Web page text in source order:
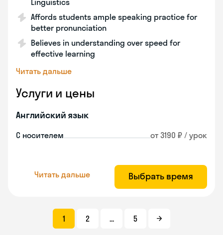
Linguistics
Affords students ample speaking practice for
better pronunciation
Believes in understanding over speed for
effective learning
Читать дальше
Услуги и цены
Английский язык
С носителем от 3190 ₽ / урок
Читать дальше Выбрать время
1 2 ... 5